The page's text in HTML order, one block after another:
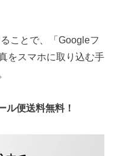
ことで、「Googleフ
をスマホに取り込む手
ル便送料無料！